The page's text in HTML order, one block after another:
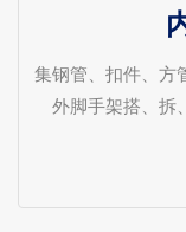
集钢管、扣件、方
外脚手架搭、拆